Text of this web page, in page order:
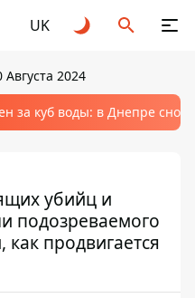
UK
Августа 2024
за куб воды: в Днепре
убийц и
подозреваемого
как продвигается